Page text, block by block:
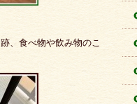
、食べ物や飲み物のこ